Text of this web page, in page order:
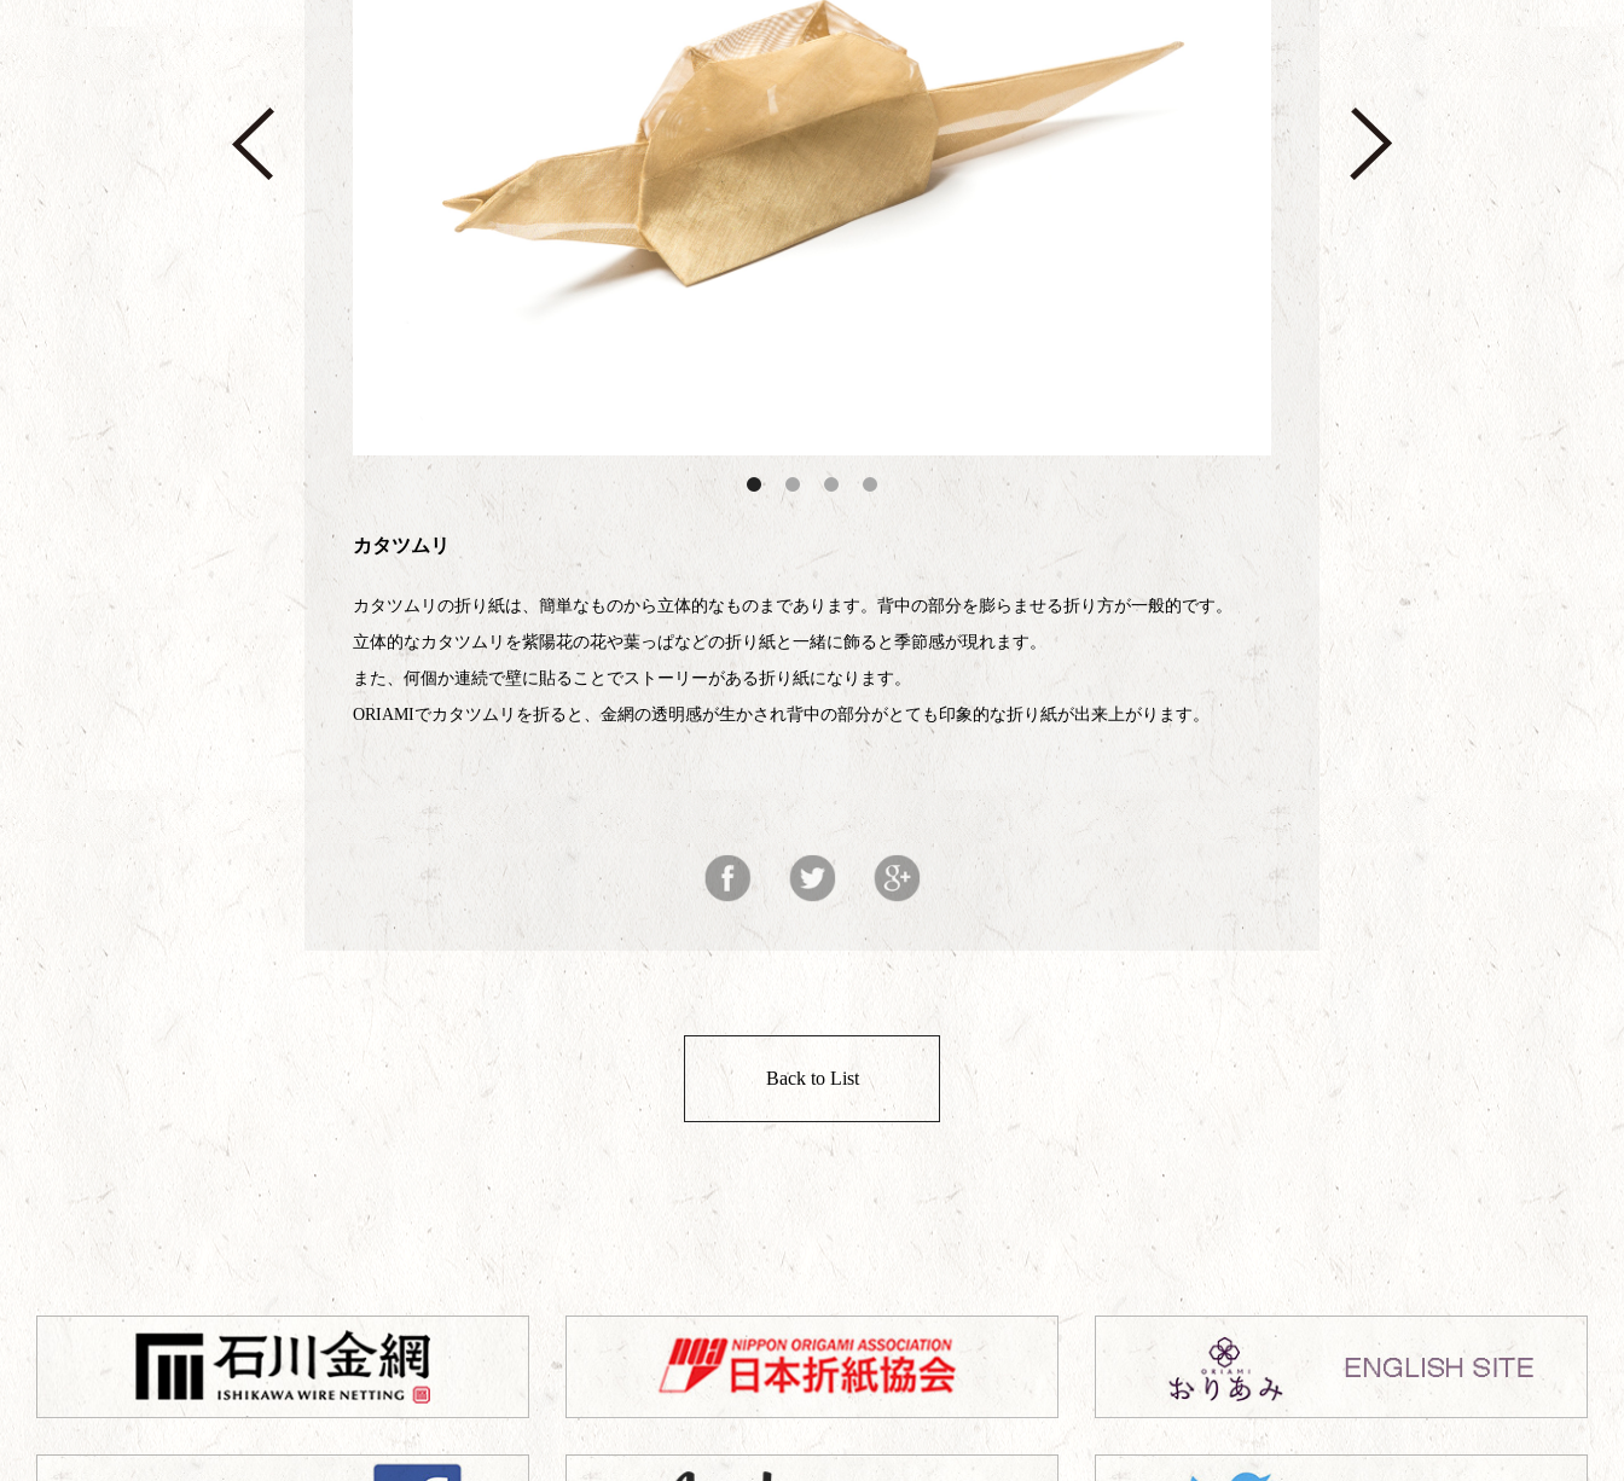
カタツムリ
カタツムリの折り紙は、簡単なものから立体的なものまであります。背中の部分を膨らませる折り方が一般的です。
立体的なカタツムリを紫陽花の花や葉っぱなどの折り紙と一緒に飾ると季節感が現れます。
また、何個か連続で壁に貼ることでストーリーがある折り紙になります。
ORIAMIでカタツムリを折ると、金網の透明感が生かされ背中の部分がとても印象的な折り紙が出来上がります。
Back to List